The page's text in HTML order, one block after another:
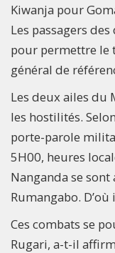
Kiwanja pour
Les passagers
pour permettre le
général de
Les deux ailes du
les hostilités.
porte-parole
5H00, heures
Nanganda se
Rumangabo.
Ces combats se
Rugari, a-t-il